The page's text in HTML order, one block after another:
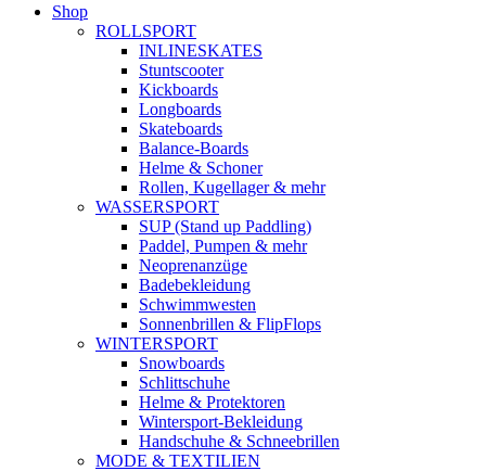
Shop
ROLLSPORT
INLINESKATES
Stuntscooter
Kickboards
Longboards
Skateboards
Balance-Boards
Helme & Schoner
Rollen, Kugellager & mehr
WASSERSPORT
SUP (Stand up Paddling)
Paddel, Pumpen & mehr
Neoprenanzüge
Badebekleidung
Schwimmwesten
Sonnenbrillen & FlipFlops
WINTERSPORT
Snowboards
Schlittschuhe
Helme & Protektoren
Wintersport-Bekleidung
Handschuhe & Schneebrillen
MODE & TEXTILIEN